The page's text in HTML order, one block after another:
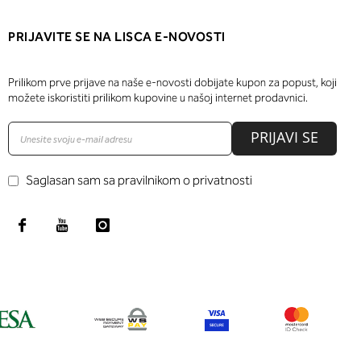
PRIJAVITE SE NA LISCA E-NOVOSTI
Prilikom prve prijave na naše e-novosti dobijate kupon za popust, koji
možete iskoristiti prilikom kupovine u našoj internet prodavnici.
PRIJAVI SE
Saglasan sam sa pravilnikom o privatnosti